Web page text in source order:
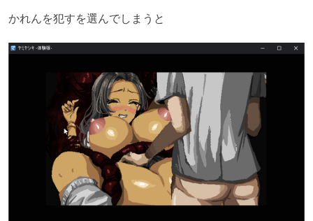
かれんを犯すを選んでしまうと